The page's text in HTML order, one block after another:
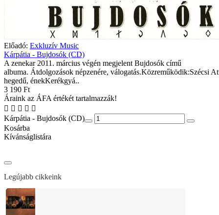
Előadó: Exkluzív Music
Kárpátia - Bujdosók (CD)
A zenekar 2011. március végén megjelent Bujdosók című
albuma. Átdolgozások népzenére, válogatás.Közreműködik:Szécsi
hegedű, énekKerékgyá..
3 190 Ft
Áraink az ÁFA értékét tartalmazzák!
Kárpátia - Bujdosók (CD)
Kosárba
Kívánságlistára
Legújabb cikkeink